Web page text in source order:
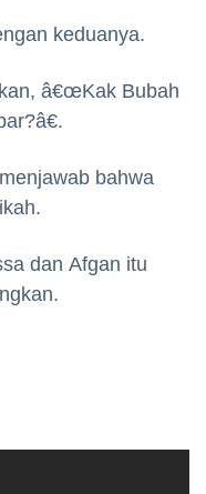
keduanya.
â€œKak Bubah
bahwa
dan Afgan itu